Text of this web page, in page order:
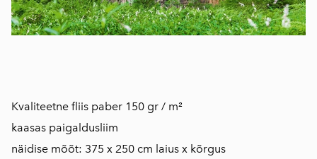
Kvaliteetne fliis paber 150 gr / m²
kaasas paigaldusliim
näidise mõõt: 375 x 250 cm laius x kõrgus